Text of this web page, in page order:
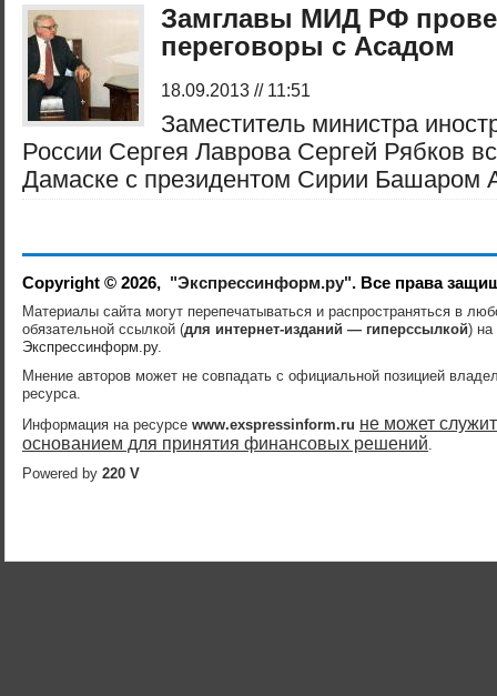
Замглавы МИД РФ
переговоры с Асадом
18.09.2013 // 11:51
Заместитель министра
России Сергея Лаврова Сергей Рябков
Дамаске с президентом Сирии Башаром
Copyright © 2026, "Экспрессинформ.ру". Все права
Материалы сайта могут перепечатываться и распространяться в
обязательной ссылкой (для интернет-изданий — гиперссылкой) на
Экспрессинформ.ру.
Мнение авторов может не совпадать с официальной позицией
ресурса.
Информация на ресурсе www.exspressinform.ru не может
основанием для принятия финансовых решений.
Powered by 220 V